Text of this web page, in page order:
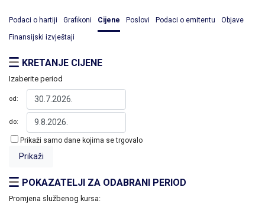
Podaci o hartiji Grafikoni Cijene Poslovi Podaci o emitentu Objave
Finansijski izvještaji
KRETANJE CIJENE
Izaberite period
od:
do:
Prikaži samo dane kojima se trgovalo
POKAZATELJI ZA ODABRANI PERIOD
Promjena službenog kursa: